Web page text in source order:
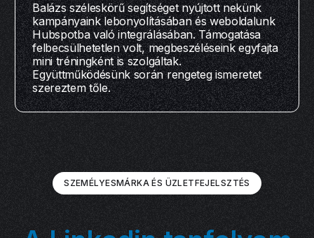
Balázs széleskörű segítséget nyújtott nekünk
kampányaink lebonyolításában és weboldalunk
Hubspotba való integrálásában. Támogatása
felbecsülhetetlen volt, megbeszéléseink egyfajta
mini tréningként is szolgáltak.
Együttműködésünk során rengeteg ismeretet
szereztem tőle.
SZEMÉLYESMÁRKA ÉS ÜZLETFEJELSZTÉS